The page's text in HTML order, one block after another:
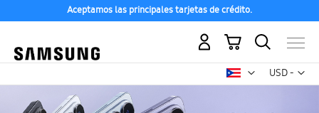
Aceptamos las principales tarjetas de crédito.
USD -
dólar
Mi carrito